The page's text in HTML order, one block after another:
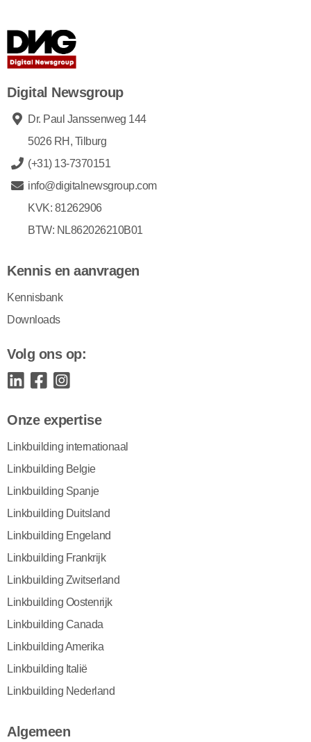
Digital Newsgroup
Dr. Paul Janssenweg 144
5026 RH, Tilburg
(+31) 13-7370151
info@digitalnewsgroup.com
KVK: 81262906
BTW: NL862026210B01
Kennis en aanvragen
Kennisbank
Downloads
Volg ons op:
Onze expertise
Linkbuilding internationaal
Linkbuilding Belgie
Linkbuilding Spanje
Linkbuilding Duitsland
Linkbuilding Engeland
Linkbuilding Frankrijk
Linkbuilding Zwitserland
Linkbuilding Oostenrijk
Linkbuilding Canada
Linkbuilding Amerika
Linkbuilding Italië
Linkbuilding Nederland
Algemeen